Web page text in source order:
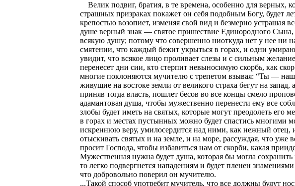
Велик подвиг, братия, в те времена, особенно для верных,
страшных призраках покажет он себя подобным Богу, будет
крепостью возопиет, изменяя свой вид и безмерно
душе верный знак — святое пришествие Единородного
всякую душу; потому что совершенно ниоткуда нет у нее ни
смятении, что каждый бежит укрыться в горах, и одни
увидит, что всякое лицо проливает слезы и с сильным
перенесет дни сии, кто стерпит невыносимую скорбь, как
многие поклоняются мучителю с трепетом взывая: “Ты — наш
живущие на востоке земли от великого страха бегут на
приняв тогда власть, пошлет бесов во все концы смело
адамантовая душа, чтобы мужественно перенести ему все
злобы будет иметь на святых, которые могут преодолеть его
в горах и местах пустынных можно будет спастись
искреннюю веру, умилосердится над ними, как нежный отец,
отыскивать святых и на земле, и на море, рассуждая, что
просит Господа, чтобы избавиться нам от скорби, какая
Мужественная нужна будет душа, которая бы могла
то легко подвергнется нападениям и будет пленен
что добровольно поверил он мучителю.
...Такой способ употребит мучитель, что все должны будут